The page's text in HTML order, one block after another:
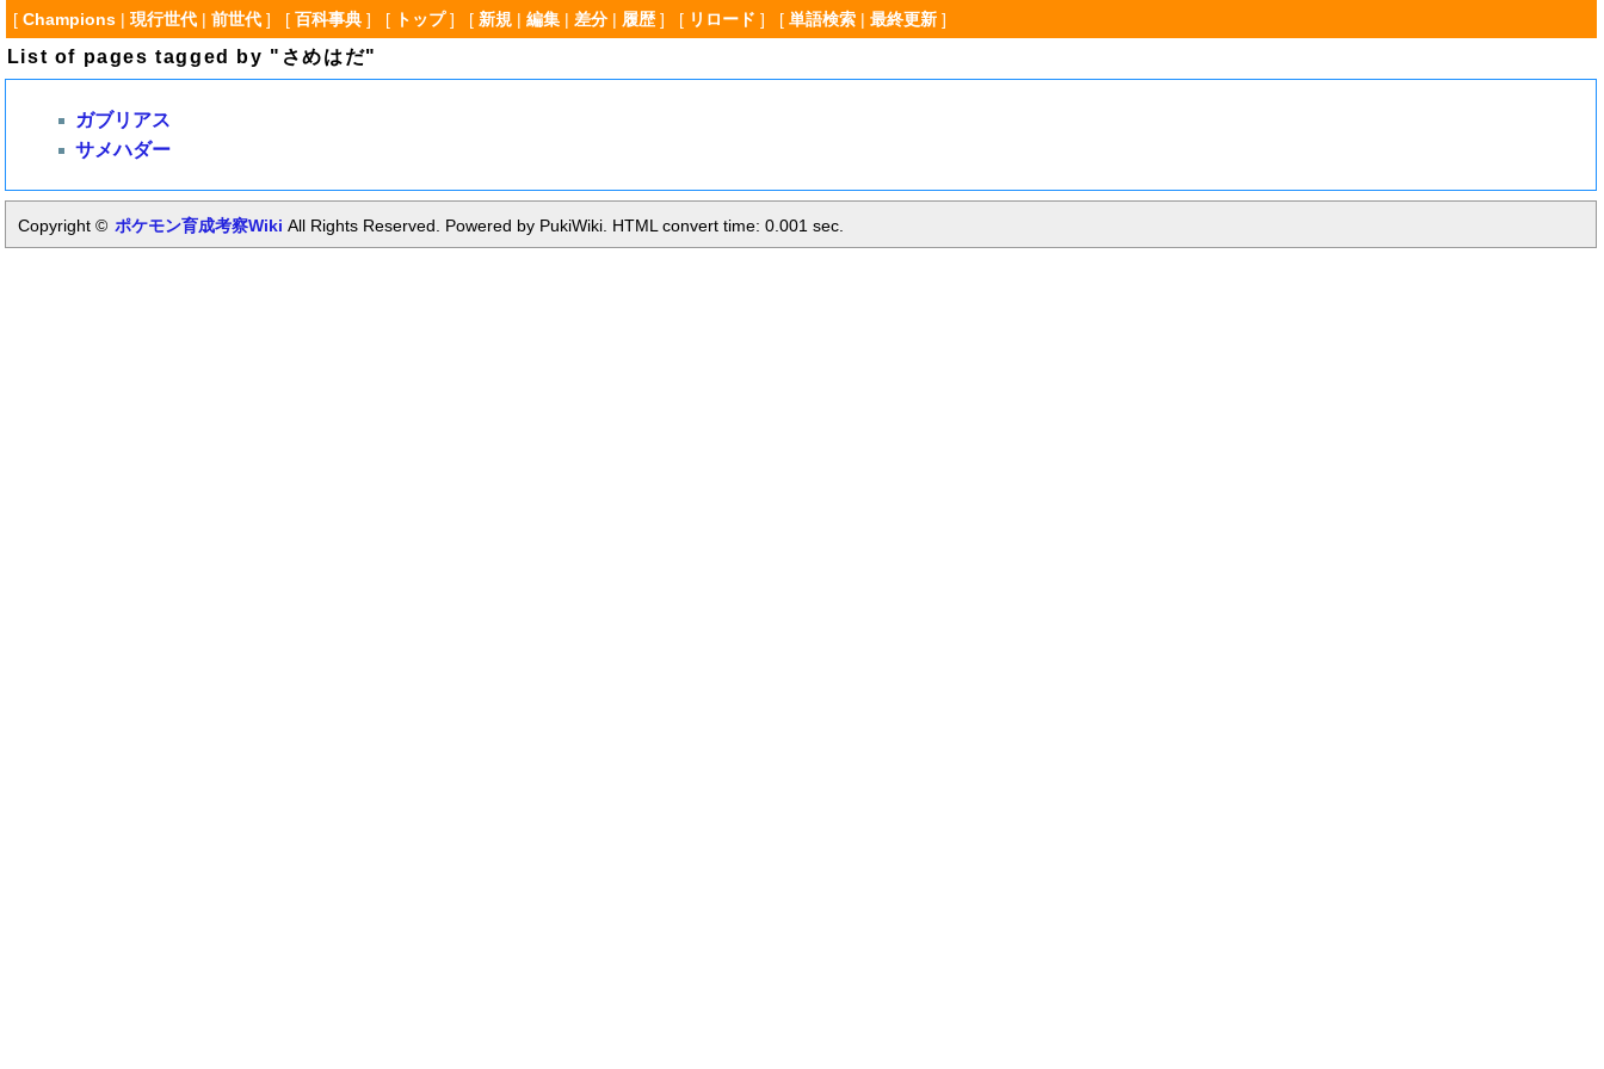
[ Champions| 現行世代| 前世代] [ 百科事典] [ トップ] [ 新規| 編集| 差分| 履歴] [ リロード ] [ 単語検索| 最終更新]
List of pages tagged by "さめはだ"
ガブリアス
サメハダー
Copyright © ポケモン育成考察Wiki All Rights Reserved. Powered by PukiWiki. HTML convert time: 0.001 sec.